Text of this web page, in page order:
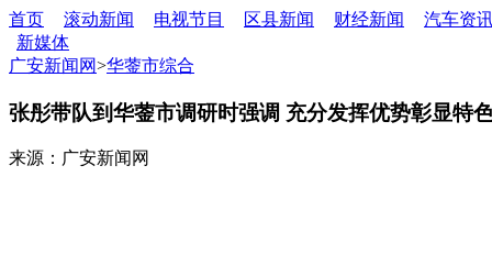
首页 滚动新闻 电视节目 区县新闻 财经新闻
汽车资
新媒体
广安新闻网>华蓥市综合
张彤带队到华蓥市调研时强调 充分发挥优势彰显特
来源：广安新闻网